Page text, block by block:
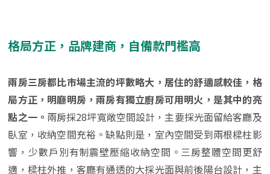
格局方正，品牌建商，自備款門檻高
兩房三房都比市場主流的坪數略大，居住的舒適感較佳，格
局方正，明廳明房，兩房有獨立廚房可用明火，是其中的亮
點之一。 兩房採28坪寬敞空間設計，主要採光面留給客廳及
臥室，收納空間充裕。缺點則是，室內空間受到兩根樑柱影
響，少數戶別有制震壁壓縮收納空間。三房整體空間更舒
適，樑柱外推，客廳有通透的大採光面與前後陽台設計，主